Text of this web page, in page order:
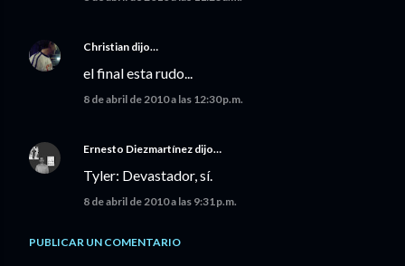
Christian dijo…
el final esta rudo...
8 de abril de 2010 a las 12:30 p.m.
Ernesto Diezmartínez dijo…
Tyler: Devastador, sí.
8 de abril de 2010 a las 9:31 p.m.
PUBLICAR UN COMENTARIO